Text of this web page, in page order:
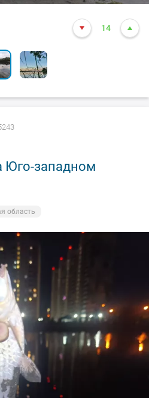
14
13
Юго-западном
область